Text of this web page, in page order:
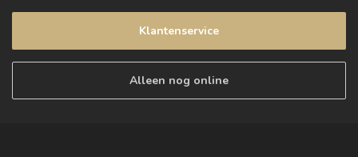
Klantenservice
Alleen nog online